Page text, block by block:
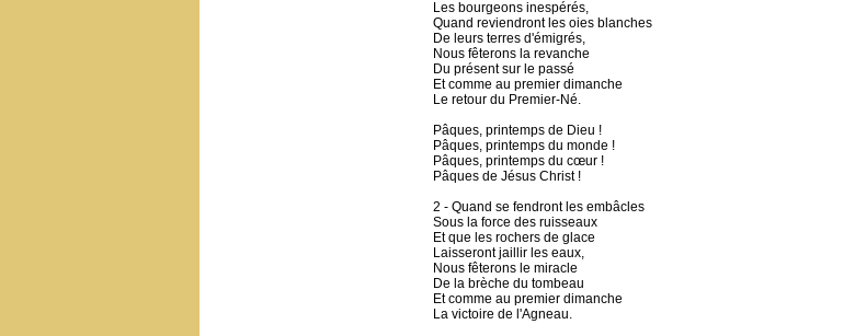
Les bourgeons inespérés,
Quand reviendront les oies blanches
De leurs terres d'émigrés,
Nous fêterons la revanche
Du présent sur le passé
Et comme au premier dimanche
Le retour du Premier-Né.
Pâques, printemps de Dieu !
Pâques, printemps du monde !
Pâques, printemps du cœur !
Pâques de Jésus Christ !
2 - Quand se fendront les embâcles
Sous la force des ruisseaux
Et que les rochers de glace
Laisseront jaillir les eaux,
Nous fêterons le miracle
De la brèche du tombeau
Et comme au premier dimanche
La victoire de l'Agneau.